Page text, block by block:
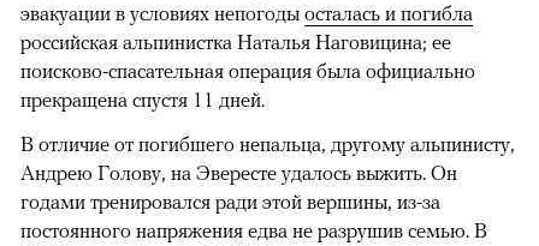
эвакуации в условиях непогоды осталась и погибла
российская альпинистка Наталья Наговицина; ее
поисково-спасательная операция была официально
прекращена спустя 11 дней.
В отличие от погибшего непальца, другому альпинисту,
Андрею Голову, на Эвересте удалось выжить. Он
годами тренировался ради этой вершины, из-за
постоянного напряжения едва не разрушив семью. В